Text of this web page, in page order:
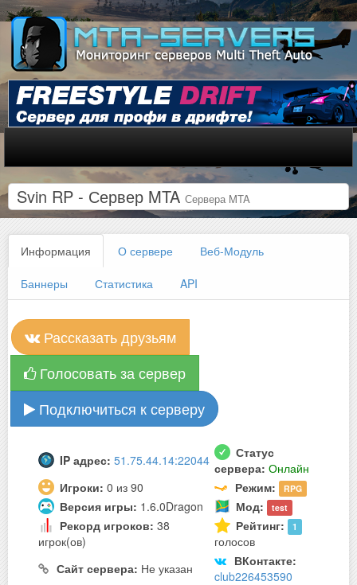
Svin RP - Сервер MTA Сервера MTA
Информация О сервере Веб-Модуль
Баннеры Статистика API
Рассказать друзьям
Голосовать за сервер
Подключиться к серверу
IP адрес: 51.75.44.14:22044
Статус
сервера: Онлайн
Игроки: 0 из 90 Режим: RPG
Версия игры: 1.6.0Dragon Мод: test
Рекорд игроков: 38
игрок(ов)
Рейтинг: 1
голосов
Сайт сервера: Не указан
ВКонтакте:
club226453590